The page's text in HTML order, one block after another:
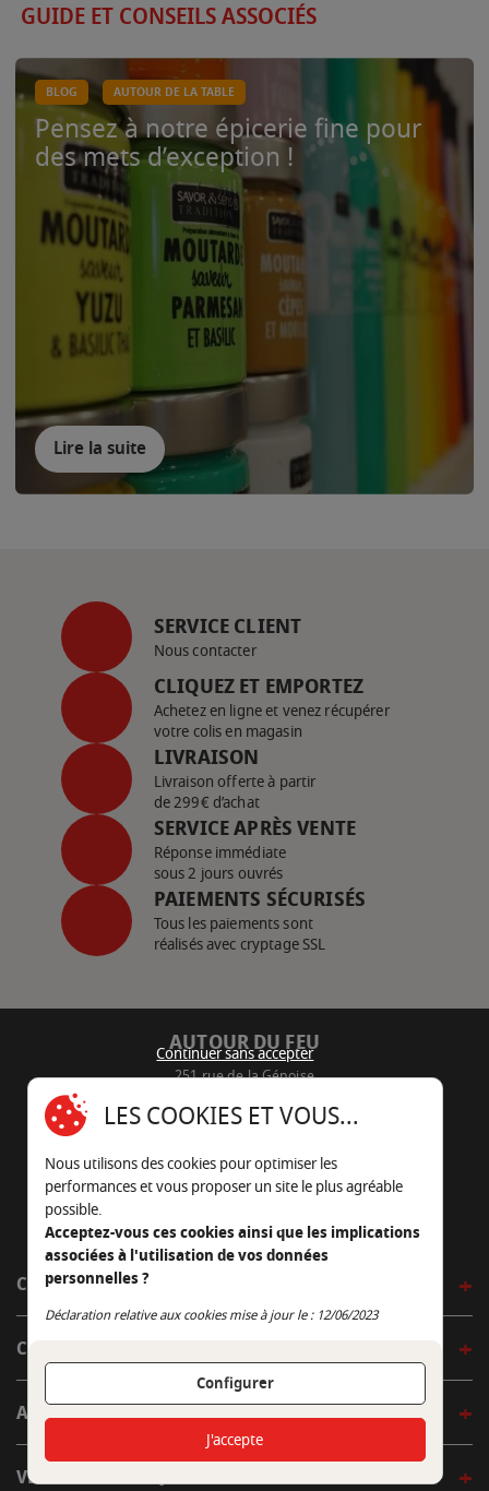
GUIDE ET CONSEILS ASSOCIÉS
BLOG AUTOUR DE LA TABLE
Pensez à notre épicerie fine pour
des mets d’exception !
Lire la suite
SERVICE CLIENT
Nous contacter
CLIQUEZ ET EMPORTEZ
Achetez en ligne et venez récupérer
votre colis en magasin
LIVRAISON
Livraison offerte à partir
de 299€ d’achat
SERVICE APRÈS VENTE
Réponse immédiate
sous 2 jours ouvrés
PAIEMENTS SÉCURISÉS
Tous les paiements sont
réalisés avec cryptage SSL
AUTOUR DU FEU
251 rue de la Génoise
05 45 22 98 09
Nous envoyer un e-mail
CÔTÉ OUTDOOR
CÔTÉ INDOOR
AUTOUR DE LA TABLE
VENIR EN BOUTIQUE
Continuer sans accepter
LES COOKIES ET VOUS...
Nous utilisons des cookies pour optimiser les
performances et vous proposer un site le plus agréable
possible.
Acceptez-vous ces cookies ainsi que les implications
associées à l'utilisation de vos données
personnelles ?
Déclaration relative aux cookies mise à jour le : 12/06/2023
Configurer
Continuer sans accepter
J'accepte